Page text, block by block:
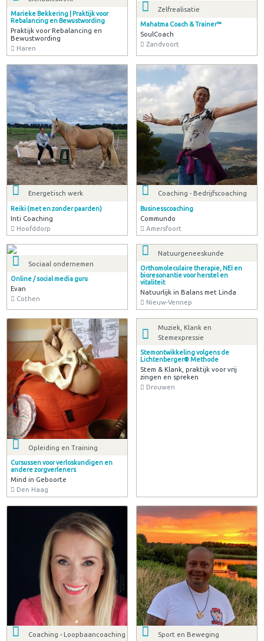
Lichaamswerk
Marieke Bekkering | Praktijk voor
Rebalancing en Bewustwording
Praktijk voor Rebalancing en
Bewustwording
Haren
Zelfrealisatie
Mahatma Coach & Trainer™
SoulCoach
Zandvoort
Reiki (met en zonder paarden)
Inti Coaching
Hoofddorp
Businesscoaching
Commundo
Amersfoort
Sociaal ondernemen
Online / social media guru
Evan
Cothen
Orthomoleculaire therapie, NEI en
bioresonantie voor herstel en
vitaliteit
Natuurlijk in Balans met Linda
Nieuw-Vennep